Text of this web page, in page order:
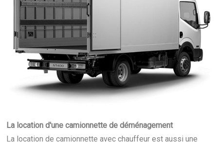
La location d'une camionnette de déménagement
La location de camionnette avec chauffeur est aussi une